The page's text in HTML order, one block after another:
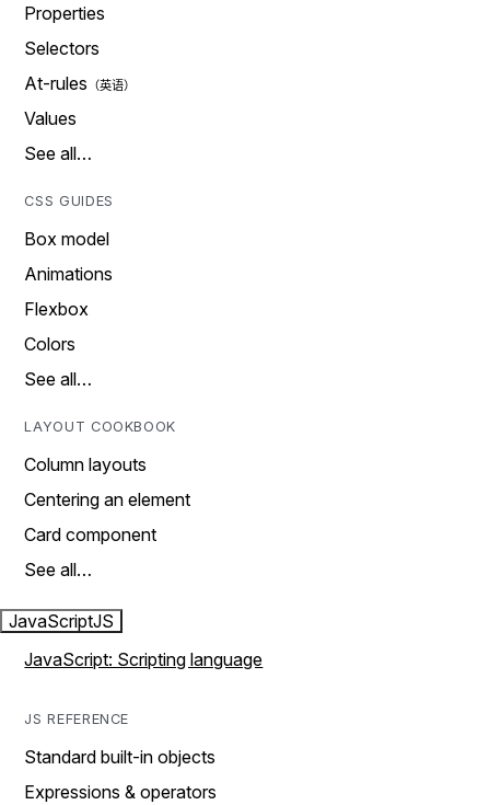
Properties
Selectors
At-rules
Values
See all…
CSS GUIDES
Box model
Animations
Flexbox
Colors
See all…
LAYOUT COOKBOOK
Column layouts
Centering an element
Card component
See all…
JavaScriptJS
JavaScript: Scripting language
JS REFERENCE
Standard built-in objects
Expressions & operators